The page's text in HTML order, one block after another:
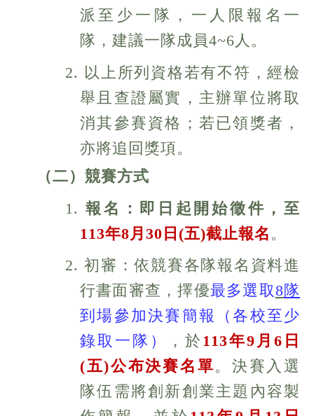
派至少一隊，一人限報名一
隊，建議一隊成員4~6人。
2. 以上所列資格若有不符，經檢
舉且查證屬實，主辦單位將取
消其參賽資格；若已領獎者，
亦將追回獎項。
（二）競賽方式
1.報名：即日起開始徵件，至
113年8 月 30 日 (五)截止報名 。
2. 初審：依競賽各隊報名資料進
行書面審查，擇優最多選取8隊
到場參加決賽簡報
（各校至少
錄取一隊）
，於 113年9 月6 日
(五)公布決賽名 單。決賽入選
隊伍需將創新創業主題內容製